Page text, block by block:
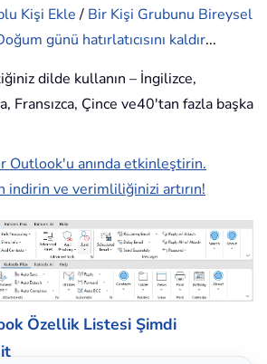
Kişi Ekle/ Bir Kişi Grubunu Bireysel
günü hatırlatıcısını kaldır...
dilde kullanın – İngilizce,
Fransızca, Çince ve40'tan fazla başka
Outlook'u anında etkinleştirin.
indirin ve verimliliğinizi artırın!
Özellik Listesi Şimdi